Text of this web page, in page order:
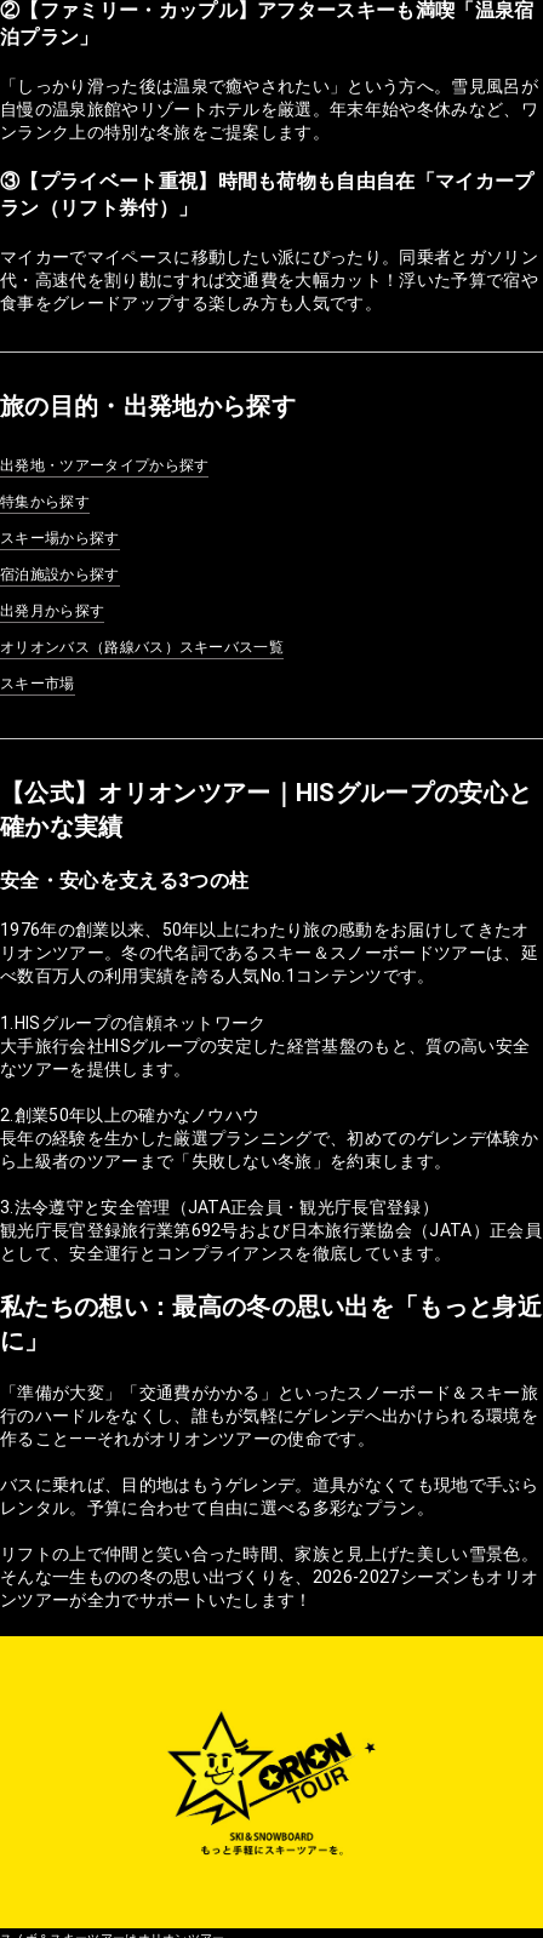
②【ファミリー・カップル】アフタースキーも満喫「温泉宿
泊プラン」
「しっかり滑った後は温泉で癒やされたい」という方へ。雪見風呂が
自慢の温泉旅館やリゾートホテルを厳選。年末年始や冬休みなど、ワ
ンランク上の特別な冬旅をご提案します。
③【プライベート重視】時間も荷物も自由自在「マイカープ
ラン（リフト券付）」
マイカーでマイペースに移動したい派にぴったり。同乗者とガソリン
代・高速代を割り勘にすれば交通費を大幅カット！浮いた予算で宿や
食事をグレードアップする楽しみ方も人気です。
旅の目的・出発地から探す
出発地・ツアータイプから探す
特集から探す
スキー場から探す
宿泊施設から探す
出発月から探す
オリオンバス（路線バス）スキーバス一覧
スキー市場
【公式】オリオンツアー｜HISグループの安心と
確かな実績
安全・安心を支える3つの柱
1976年の創業以来、50年以上にわたり旅の感動をお届けしてきたオ
リオンツアー。冬の代名詞であるスキー＆スノーボードツアーは、延
べ数百万人の利用実績を誇る人気No.1コンテンツです。
1.HISグループの信頼ネットワーク
大手旅行会社HISグループの安定した経営基盤のもと、質の高い安全
なツアーを提供します。
2.創業50年以上の確かなノウハウ
長年の経験を生かした厳選プランニングで、初めてのゲレンデ体験か
ら上級者のツアーまで「失敗しない冬旅」を約束します。
3.法令遵守と安全管理（JATA正会員・観光庁長官登録）
観光庁長官登録旅行業第692号および日本旅行業協会（JATA）正会員
として、安全運行とコンプライアンスを徹底しています。
私たちの想い：最高の冬の思い出を「もっと身近
に」
「準備が大変」「交通費がかかる」といったスノーボード＆スキー旅
行のハードルをなくし、誰もが気軽にゲレンデへ出かけられる環境を
作ること——それがオリオンツアーの使命です。
バスに乗れば、目的地はもうゲレンデ。道具がなくても現地で手ぶら
レンタル。予算に合わせて自由に選べる多彩なプラン。
リフトの上で仲間と笑い合った時間、家族と見上げた美しい雪景色。
そんな一生ものの冬の思い出づくりを、2026-2027シーズンもオリオ
ンツアーが全力でサポートいたします！